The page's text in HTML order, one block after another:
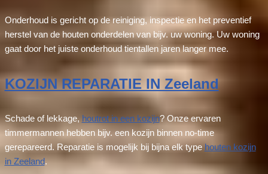
Onderhoud is gericht op de reiniging, inspectie en het preventief
herstel van de houten onderdelen van bijv. uw woning. Uw woning
gaat door het juiste onderhoud tientallen jaren langer mee.
KOZIJN REPARATIE IN Zeeland
Schade of lekkage, houtrot in een kozijn? Onze ervaren
timmermannen hebben bijv. een kozijn binnen no-time
gerepareerd. Reparatie is mogelijk bij bijna elk typehouten kozijn
in Zeeland.